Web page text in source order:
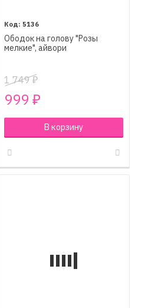
5136
Ободок на голову "Розы
мелкие", айвори
1 749₽
999 ₽
В корзину